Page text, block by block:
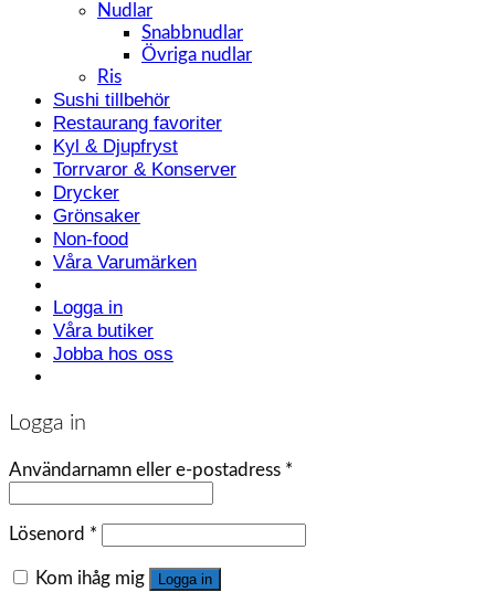
Nudlar
Snabbnudlar
Övriga nudlar
Ris
Sushi tillbehör
Restaurang favoriter
Kyl & Djupfryst
Torrvaror & Konserver
Drycker
Grönsaker
Non-food
Våra Varumärken
Logga in
Våra butiker
Jobba hos oss
Logga in
Användarnamn eller e-postadress *
Lösenord *
Kom ihåg mig Logga in